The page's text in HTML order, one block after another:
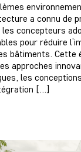
a connu de
concepteurs
pour réduire
bâtiments. Cette
approches
les
[…]